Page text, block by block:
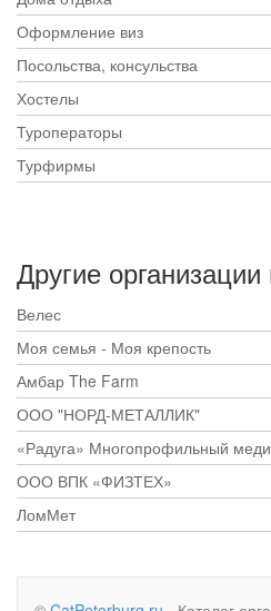
Оформление виз
Посольства, консульства
Хостелы
Туроператоры
Турфирмы
Другие организации
Велес
Моя семья - Моя крепость
Амбар The Farm
ООО "НОРД-МЕТАЛЛИК"
«Радуга» Многопрофильный
ООО ВПК «ФИЗТЕХ»
ЛомМет